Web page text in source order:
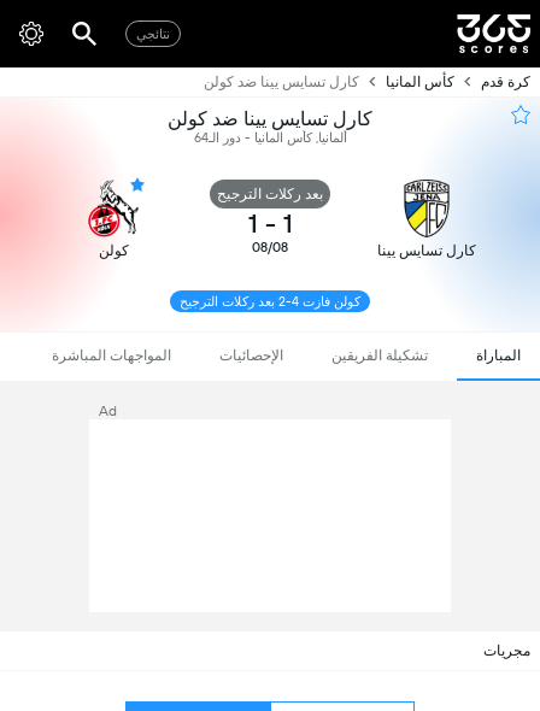
نتائجي
كرة قدم كأس المانيا كارل تسايس يينا ضد كولن
كارل تسايس يينا ضد كولن
ألمانيا, كأس المانيا - دور الـ64
كارل تسايس يينا
بعد ركلات الترجيح
1
-
1
08/08 كولن
كولن فازت 4-2 بعد ركلات الترجيح
المباراة تشكيلة الفريقين الإحصائيات المواجهات المباشرة
Ad
مجريات